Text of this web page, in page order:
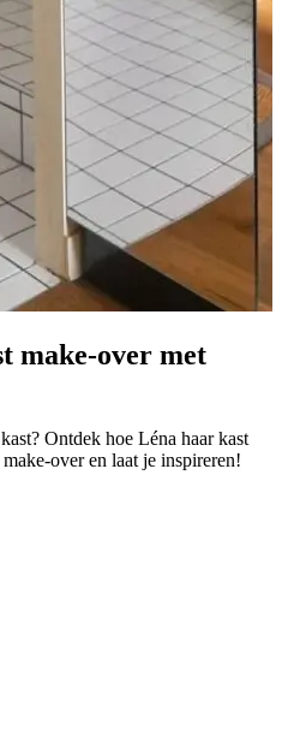
make-over met
Ontdek hoe Léna haar kast
over en laat je inspireren!